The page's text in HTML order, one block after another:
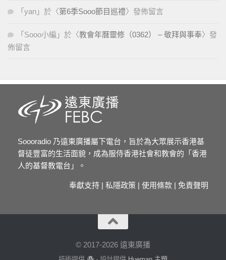
「 yan 」於〈第6季Sooo節目巡禮〉發佈留言
「 Sooo小編 」於〈教會年曆靈修（0362） – 敬拜與事奉〉發
佈留言
Soooradio 乃遠東廣播屬下電台，旨於為大眾展示香港基
督徒豐富的生活面貌，成為服侍香港社會和教會的「香港
人的基督教電台」。
奉獻支持 | 私隱政策 | 使用條款 | 免責聲明
© 2017-2026 遠東廣播